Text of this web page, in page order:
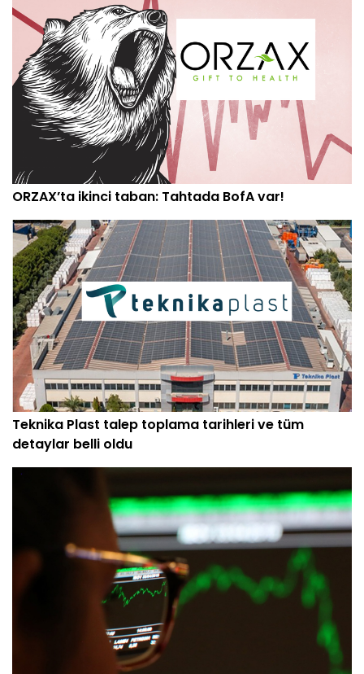
ORZAX’ta ikinci taban: Tahtada BofA var!
Teknika Plast talep toplama tarihleri ve tüm
detaylar belli oldu